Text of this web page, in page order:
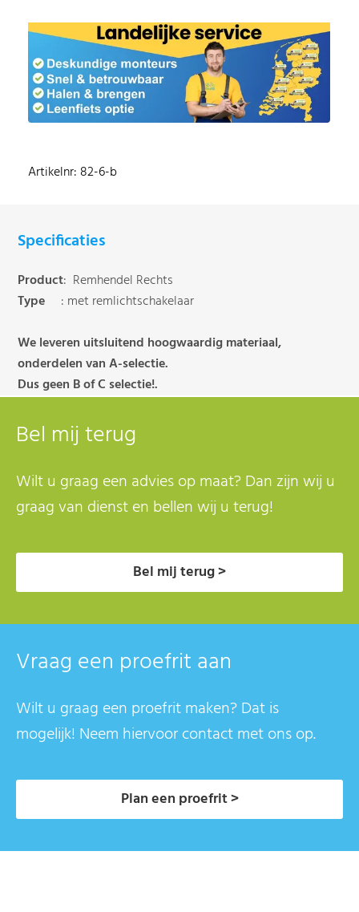
Artikelnr: 82-6-b
Specificaties
Product: Remhendel Rechts
Type
: met remlichtschakelaar
We leveren uitsluitend hoogwaardig materiaal,
onderdelen van A-selectie.
Dus geen B of C selectie!.
Bel mij terug
Wilt u graag een advies op maat? Dan zijn wij u
graag van dienst en bellen wij u terug!
Bel mij terug >
Vraag een proefrit aan
Wilt u graag een proefrit maken? Dat is
mogelijk! Neem hiervoor contact met ons op.
Plan een proefrit >